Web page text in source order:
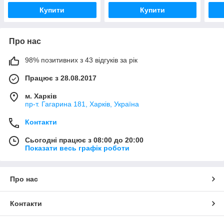
Купити Купити
Про нас
98% позитивних з 43 відгуків за рік
Працює з 28.08.2017
м. Харків
пр-т. Гагарина 181, Харків, Україна
Контакти
Сьогодні працює з 08:00 до 20:00
Показати весь графік роботи
Про нас
Контакти